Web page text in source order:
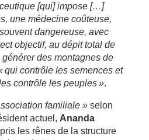
[qui] impose […]
une médecine coûteuse,
dangereuse, avec
objectif, au dépit total de
des montagnes de
qui contrôle les semences et
contrôle les peuples ».
familiale »selon
actuel, Ananda
les rênes de la structure